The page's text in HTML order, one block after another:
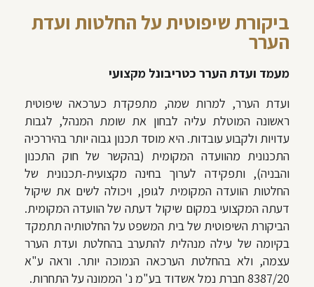
ביקורת שיפוטית על החלטות ועדת
הערר
מעמד ועדת הערר כטריבונל מקצועי
ועדת הערר, למרות שמה, מתפקדת כערכאה שיפוטית
ראשונה המוטלת עליה לבחון את שומת המנהל, לגבות
עדויות ולקבוע עובדות. היא מוסד תכנון גבוה יותר בהיררכיה
התכנונית מהוועדה המקומית (בהקשר של חוק התכנון
והבניה), ותפקידה לערוך בחינה מקצועית-תכנונית של
החלטות הוועדה המקומית לגופן, ויכולה לשים את שיקול
דעתה המקצועי במקום שיקול דעתה של הוועדה המקומית.
הביקורת השיפוטית של בית המשפט על החלטותיה תתמקד
בקיומה של עילה מנהלית להתערב בהחלטת ועדת הערר
עצמה, ולא בהחלטת הערכאה הנמוכה יותר. וראה ע"א
8387/20 חברת נמל אשדוד בע"מ נ' הממונה על התחרות.